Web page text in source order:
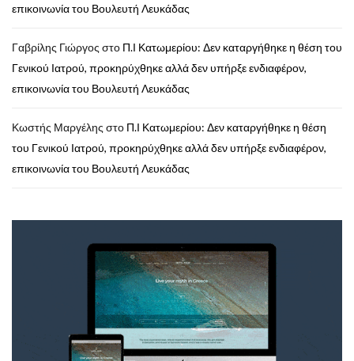
επικοινωνία του Βουλευτή Λευκάδας
Γαβρίλης Γιώργος στο Π.Ι Κατωμερίου: Δεν καταργήθηκε η θέση του
Γενικού Ιατρού, προκηρύχθηκε αλλά δεν υπήρξε ενδιαφέρον,
επικοινωνία του Βουλευτή Λευκάδας
Κωστής Μαργέλης στο Π.Ι Κατωμερίου: Δεν καταργήθηκε η θέση
του Γενικού Ιατρού, προκηρύχθηκε αλλά δεν υπήρξε ενδιαφέρον,
επικοινωνία του Βουλευτή Λευκάδας